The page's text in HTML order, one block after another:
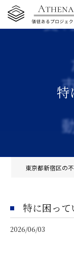
特
特に困って
2026/06/03